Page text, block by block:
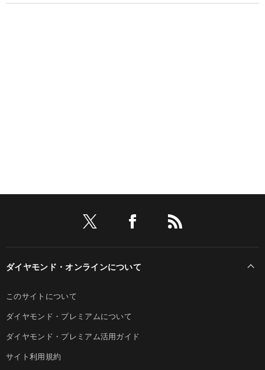
ダイヤモンド・オンラインについて
このサイトについて
ダイヤモンド・プレミアムについて
ダイヤモンド・プレミアム活用ガイド
サイト利用規約